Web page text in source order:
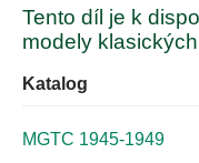
Tento díl je k
modely
Katalog
MGTC 1945-1949